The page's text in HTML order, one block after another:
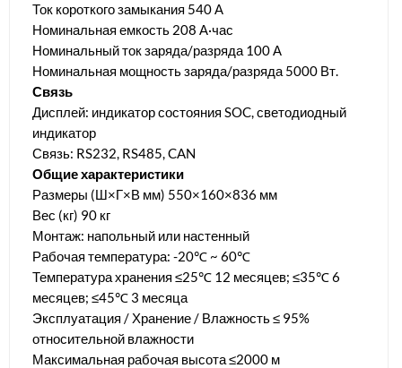
Ток короткого замыкания 540 А
Номинальная емкость 208 А·час
Номинальный ток заряда/разряда 100 А
Номинальная мощность заряда/разряда 5000 Вт.
Связь
Дисплей: индикатор состояния SOC, светодиодный
индикатор
Связь: RS232, RS485, CAN
Общие характеристики
Размеры (Ш×Г×В мм) 550×160×836 мм
Вес (кг) 90 кг
Монтаж: напольный или настенный
Рабочая температура: -20℃ ~ 60℃
Температура хранения ≤25℃ 12 месяцев; ≤35℃ 6
месяцев; ≤45℃ 3 месяца
Эксплуатация / Хранение / Влажность ≤ 95%
относительной влажности
Максимальная рабочая высота ≤2000 м